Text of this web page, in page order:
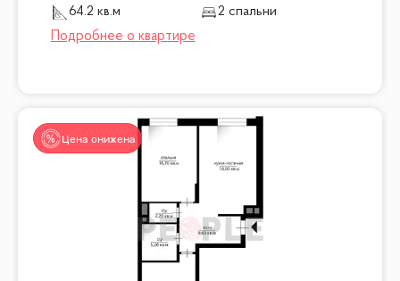
64.2 кв.м
2 спальни
Цена снижена